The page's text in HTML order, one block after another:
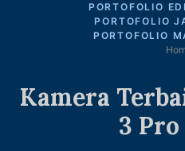
PORTOFOLIO
PORTOFOLIO
PORTOFOLIO
Kamera
3